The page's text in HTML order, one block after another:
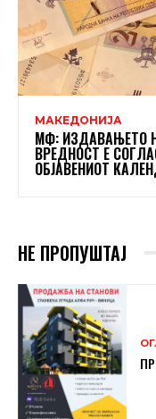
МАКЕДОНИЈА
МФ: ИЗДАВАЊЕТО
ВРЕДНОСТ Е
ОБЈАВЕНИОТ
НЕ ПРОПУШТАЈ